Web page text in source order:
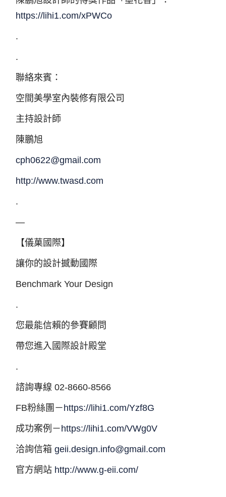
https://lihi1.com/xPWCo
.
.
聯絡來賓：
空間美學室內裝修有限公司
主持設計師
陳鵬旭
cph0622@gmail.com
http://www.twasd.com
.
—
【儀菓國際】
讓你的設計撼動國際​
Benchmark Your Design​
.
您最能信賴的參賽顧問​
帶您進入國際設計殿堂​
.
諮詢專線 02-8660-8566​
FB粉絲團－ https://lihi1.com/Yzf8G
成功案例－ https://lihi1.com/VWg0V
洽詢信箱geii.design.info@gmail.com
官方網站 http://www.g-eii.com/